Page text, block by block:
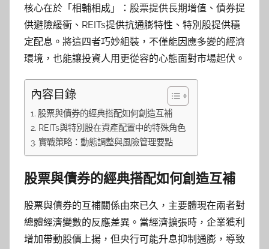
核心在於「相輔相成」：股票提供長期增值、債券提
供避險緩衝、REITs提供抗通膨特性、特別股提供穩
定配息。將這四者巧妙組裝，不僅能因應多變的經濟
環境，也能讓投資人用更從容的心態面對市場起伏。
內容目錄
股票與債券的經典搭配如何創造互補
REITs與特別股在資產配置中的特殊角色
實戰策略：動態調整與風險管理要點
股票與債券的經典搭配如何創造互補
股票與債券的互補關係由來已久，主要體現在兩者對
總體經濟變數的反應差異。當經濟擴張時，企業獲利
增加帶動股價上揚，但央行可能升息抑制通膨，導致